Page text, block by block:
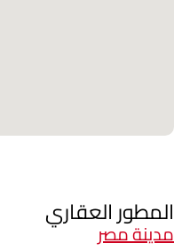
المطور العقاري
مدينة مصر